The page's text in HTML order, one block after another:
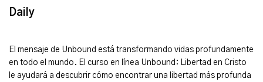
Daily
El mensaje de Unbound está transformando vidas profundamente
en todo el mundo. El curso en línea Unbound: Libertad en Cristo
le ayudará a descubrir cómo encontrar una libertad más profunda